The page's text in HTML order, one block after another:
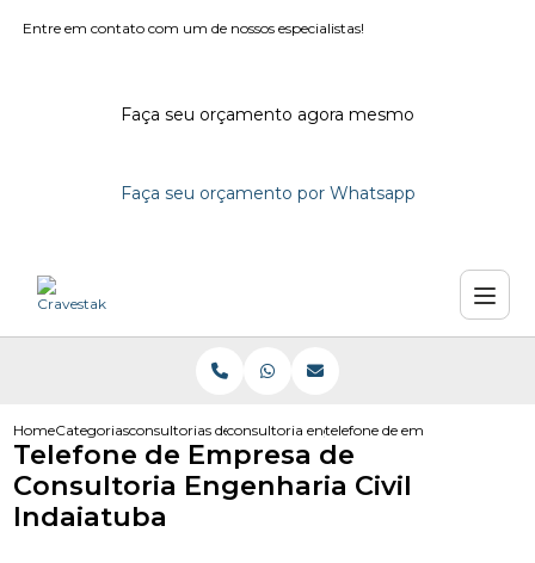
Entre em contato com um de nossos especialistas!
Faça seu orçamento agora mesmo
Faça seu orçamento por Whatsapp
HomeCategoriasconsultorias de engenhariaconsultoria engenharia em sao paulo
telefone de empresa de
Telefone de Empresa de
Consultoria Engenharia Civil
Indaiatuba